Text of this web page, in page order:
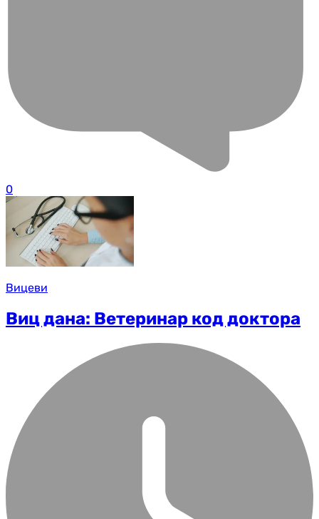
0
Вицеви
Виц дана: Ветеринар код доктора